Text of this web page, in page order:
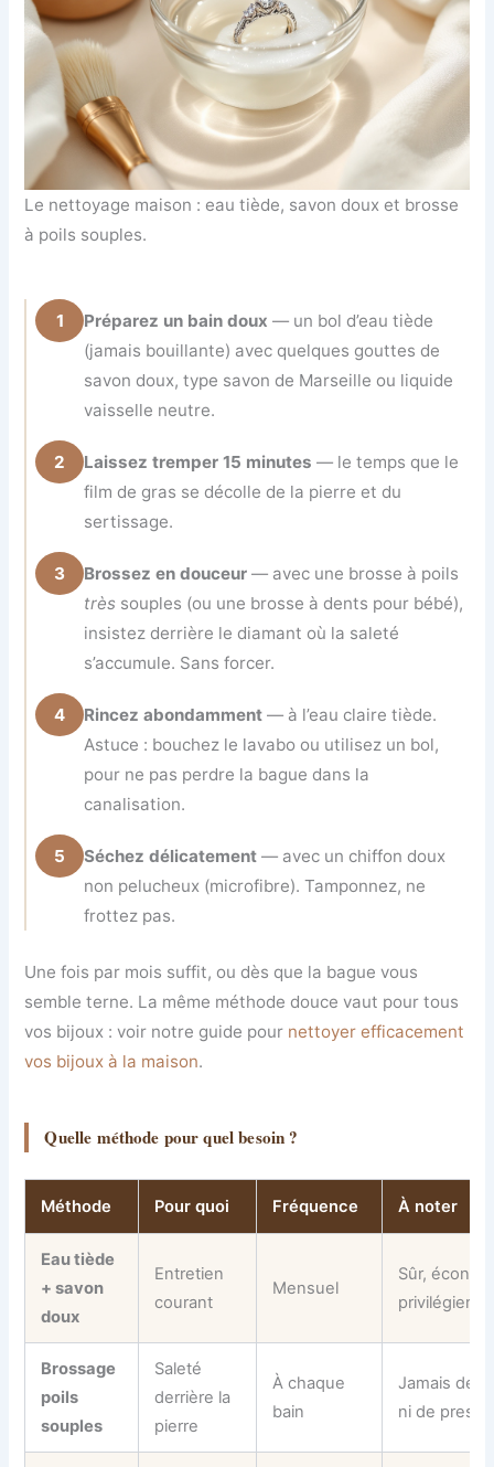
Le nettoyage maison : eau tiède, savon doux et brosse
à poils souples.
1 Préparez un bain doux — un bol d’eau tiède
(jamais bouillante) avec quelques gouttes de
savon doux, type savon de Marseille ou liquide
vaisselle neutre.
2 Laissez tremper 15 minutes — le temps que le
film de gras se décolle de la pierre et du
sertissage.
3 Brossez en douceur — avec une brosse à poils
très souples (ou une brosse à dents pour bébé),
insistez derrière le diamant où la saleté
s’accumule. Sans forcer.
4 Rincez abondamment — à l’eau claire tiède.
Astuce : bouchez le lavabo ou utilisez un bol,
pour ne pas perdre la bague dans la
canalisation.
5 Séchez délicatement — avec un chiffon doux
non pelucheux (microfibre). Tamponnez, ne
frottez pas.
Une fois par mois suffit, ou dès que la bague vous
semble terne. La même méthode douce vaut pour tous
vos bijoux : voir notre guide pour nettoyer efficacement
vos bijoux à la maison.
Quelle méthode pour quel besoin ?
Méthode Pour quoi Fréquence À noter
Eau tiède
+ savon
doux
Entretien
courant
Mensuel
Sûr,
privilégier.
Brossage
poils
souples
Saleté
derrière la
pierre
À chaque
bain
Jamais de
ni de